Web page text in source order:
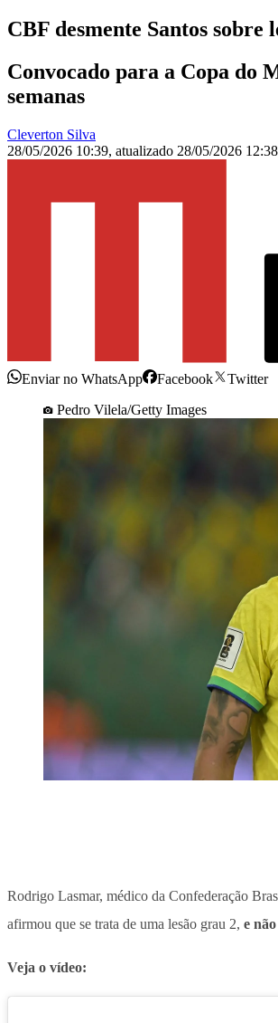
CBF desmente Santos sobre
Convocado para a Copa do
semanas
Cleverton Silva
28/05/2026 10:39, atualizado 28/05/2026 12:38
Enviar no WhatsApp Facebook
Twitter
Pedro Vilela/Getty Images
Rodrigo Lasmar, médico da Confederação
afirmou que se trata de uma lesão grau 2, e
Veja o vídeo: